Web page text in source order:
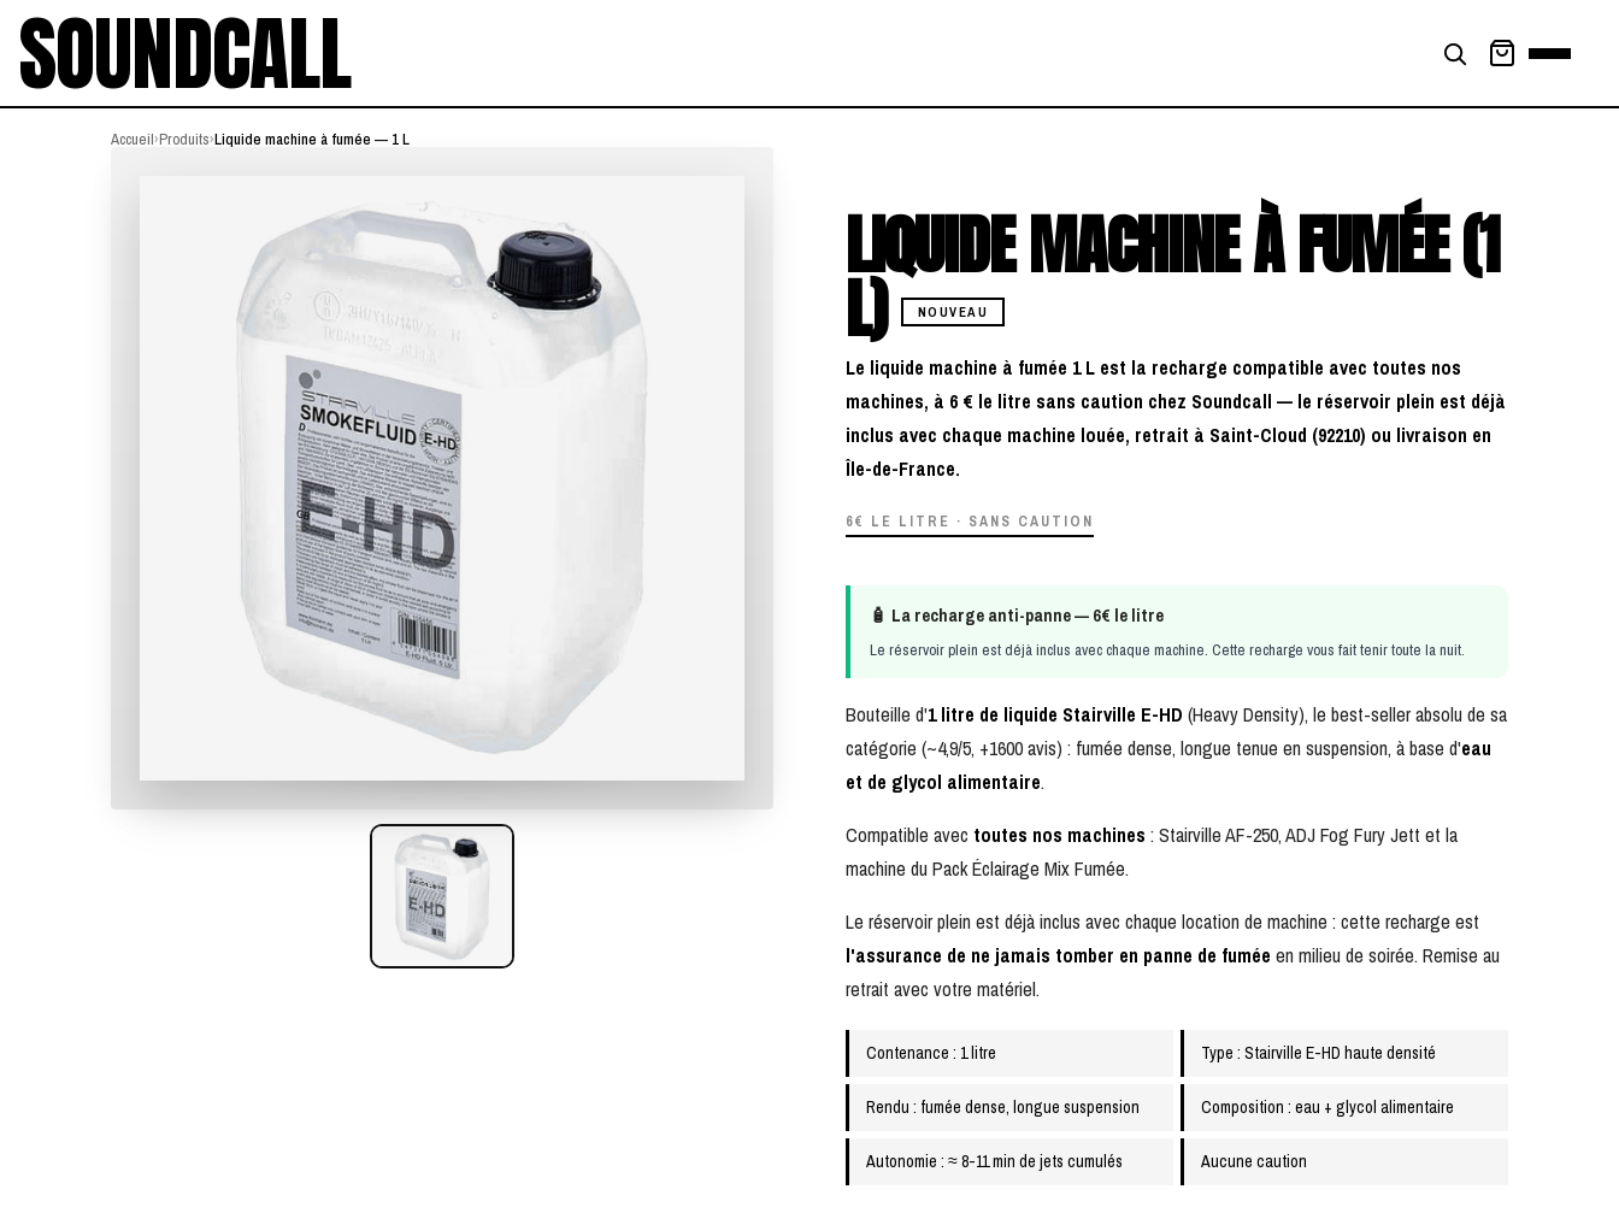
SOUNDCALL
Accueil›Produits›Liquide machine à fumée — 1 L
LIQUIDE MACHINE À FUMÉE (1
L) NOUVEAU
Le liquide machine à fumée 1 L est la recharge compatible avec toutes nos
machines, à 6 € le litre sans caution chez Soundcall — le réservoir plein est déjà
inclus avec chaque machine louée, retrait à Saint-Cloud (92210) ou livraison en
Île-de-France.
6€ LE LITRE · SANS CAUTION
🧴 La recharge anti-panne — 6€ le litre
Le réservoir plein est déjà inclus avec chaque machine. Cette recharge vous fait tenir toute la nuit.
Bouteille d'1 litre de liquide Stairville E-HD (Heavy Density), le best-seller absolu de sa
catégorie (~4,9/5, +1600 avis) : fumée dense, longue tenue en suspension, à base d'eau
et de glycol alimentaire.
Compatible avec toutes nos machines : Stairville AF-250,ADJ Fog Fury Jett et la
machine du Pack Éclairage Mix Fumée.
Le réservoir plein est déjà inclus avec chaque location de machine : cette recharge est
l'assurance de ne jamais tomber en panne de fumée en milieu de soirée. Remise au
retrait avec votre matériel.
Contenance : 1 litre Type : Stairville E-HD haute densité
Rendu : fumée dense, longue suspension Composition : eau + glycol alimentaire
Autonomie : ≈ 8-11 min de jets cumulés Aucune caution